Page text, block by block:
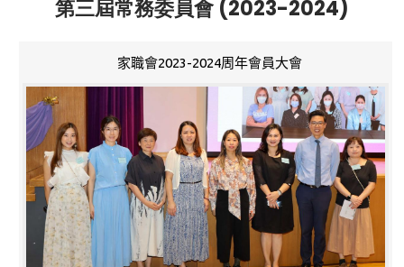
第三屆常務委員會 (2023-2024)
家職會2023-2024周年會員大會